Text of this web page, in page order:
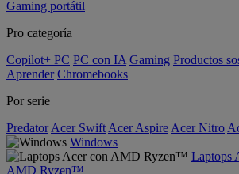
Gaming portátil
Pro categoría
Copilot+ PC PC con IA Gaming Productos
Aprender Chromebooks
Por serie
Predator Acer Swift Acer Aspire Acer Nitro
Windows
Laptops
AMD Ryzen™